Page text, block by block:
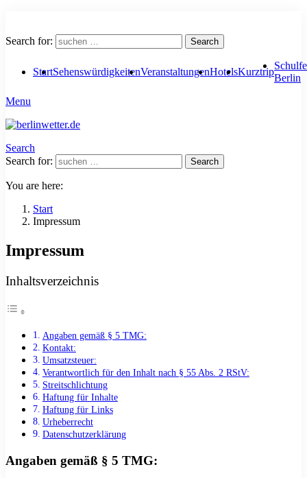
Search for: Search
StartSehenswürdigkeitenVeranstaltungenHotelsKurztrip
Berlin
Menu
Search
Search for:
Search
You are here:
Start
Impressum
Impressum
Inhaltsverzeichnis
Angaben gemäß § 5 TMG:
Kontakt:
Umsatzsteuer:
Verantwortlich für den Inhalt nach § 55 Abs. 2 RStV:
Streitschlichtung
Haftung für Inhalte
Haftung für Links
Urheberrecht
Datenschutzerklärung
Angaben gemäß § 5 TMG: